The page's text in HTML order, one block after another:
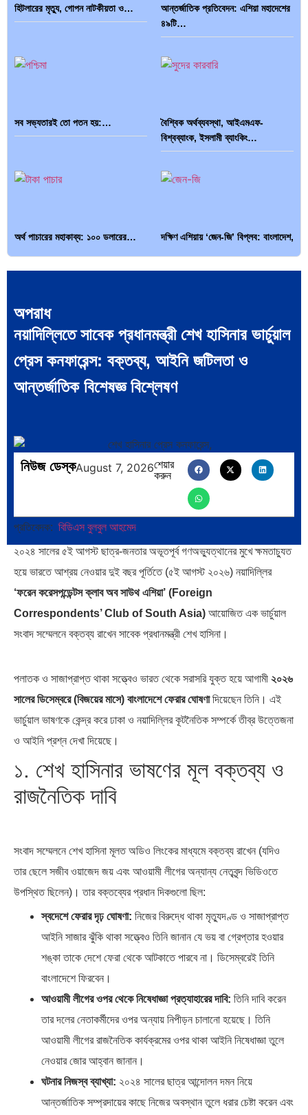
হিটলারের মৃত্যু, গোপন নাটকীয়তা ও…
আন্তর্জাতিক প্রতিবেদন: এশিয়া মহাদেশের
৪৯টি…
সব সভ্যতারই তো পতন হয়:…
বৈশ্বিক অর্থব্যবস্থা, আইএমএফ-
বিশ্বব্যাংক, ইসলামী ব্যাংকিং…
অর্থ পাচারের মহাকাব্য: ১০০ ডলারের…
দক্ষিণ এশিয়ায় ‘জেন-জি’ বিপ্লব: বাংলাদেশ,
ভারত মহাসাগরের অশ্রু: শ্রীলঙ্কার ২৬…
ক্রূরতা ও ধ্বংসের মহাকাব্য: পৃথিবীর… ব্রাজিল ও আর্জেন্টিনার কালো অধ্যায়:…
পূর্ব ইউরোপ বনাম তুরস্ক: শত… পৃথিবীতে বর্তমানে মোট দেশের সংখ্যা…
অপরাধ
নয়াদিল্লিতে সাবেক প্রধানমন্ত্রী শেখ হাসিনার ভার্চুয়াল
প্রেস কনফারেন্স: বক্তব্য, আইনি জটিলতা ও
আন্তর্জাতিক বিশেষজ্ঞ বিশ্লেষণ
নিউজ ডেস্কAugust 7, 2026শেয়ার
করুন
প্রতিবেদক: বিডিএস বুলবুল আহমেদ
২০২৪ সালের ৫ই আগস্ট ছাত্র-জনতার অভূতপূর্ব গণঅভ্যুত্থানের মুখে ক্ষমতাচ্যুত
হয়ে ভারতে আশ্রয় নেওয়ার দুই বছর পূর্তিতে (৫ই আগস্ট ২০২৬) নয়াদিল্লির
‘ফরেন করেসপন্ডেন্টস ক্লাব অব সাউথ এশিয়া’ (Foreign
Correspondents’ Club of South Asia) আয়োজিত এক ভার্চুয়াল
সংবাদ সম্মেলনে বক্তব্য রাখেন সাবেক প্রধানমন্ত্রী শেখ হাসিনা।
পলাতক ও সাজাপ্রাপ্ত থাকা সত্ত্বেও ভারত থেকে সরাসরি যুক্ত হয়ে আগামী ২০২৬
সালের ডিসেম্বরে (বিজয়ের মাসে) বাংলাদেশে ফেরার ঘোষণাদিয়েছেন তিনি। এই
ভার্চুয়াল ভাষণকে কেন্দ্র করে ঢাকা ও নয়াদিল্লির কূটনৈতিক সম্পর্কে তীব্র উত্তেজনা
ও আইনি প্রশ্ন দেখা দিয়েছে।
১. শেখ হাসিনার ভাষণের মূল বক্তব্য ও
রাজনৈতিক দাবি
সংবাদ সম্মেলনে শেখ হাসিনা মূলত অডিও লিংকের মাধ্যমে বক্তব্য রাখেন (যদিও
তার ছেলে সজীব ওয়াজেদ জয় এবং আওয়ামী লীগের অন্যান্য নেতৃবৃন্দ ভিডিওতে
উপস্থিত ছিলেন)। তার বক্তব্যের প্রধান দিকগুলো ছিল:
স্বদেশে ফেরার দৃঢ় ঘোষণা: নিজের বিরুদ্ধে থাকা মৃত্যুদণ্ড ও সাজাপ্রাপ্ত
আইনি সাজার ঝুঁকি থাকা সত্ত্বেও তিনি জানান যে ভয় বা গ্রেপ্তার হওয়ার
শঙ্কা তাকে দেশে ফেরা থেকে আটকাতে পারবে না। ডিসেম্বরেই তিনি
বাংলাদেশে ফিরবেন।
আওয়ামী লীগের ওপর থেকে নিষেধাজ্ঞা প্রত্যাহারের দাবি: তিনি দাবি করেন
তার দলের নেতাকর্মীদের ওপর অন্যায় নিপীড়ন চালানো হয়েছে। তিনি
আওয়ামী লীগের রাজনৈতিক কার্যক্রমের ওপর থাকা আইনি নিষেধাজ্ঞা তুলে
নেওয়ার জোর আহ্বান জানান।
ঘটনার নিজস্ব ব্যাখ্যা: ২০২৪ সালের ছাত্র আন্দোলন দমন নিয়ে
আন্তর্জাতিক সম্প্রদায়ের কাছে নিজের অবস্থান তুলে ধরার চেষ্টা করেন এবং